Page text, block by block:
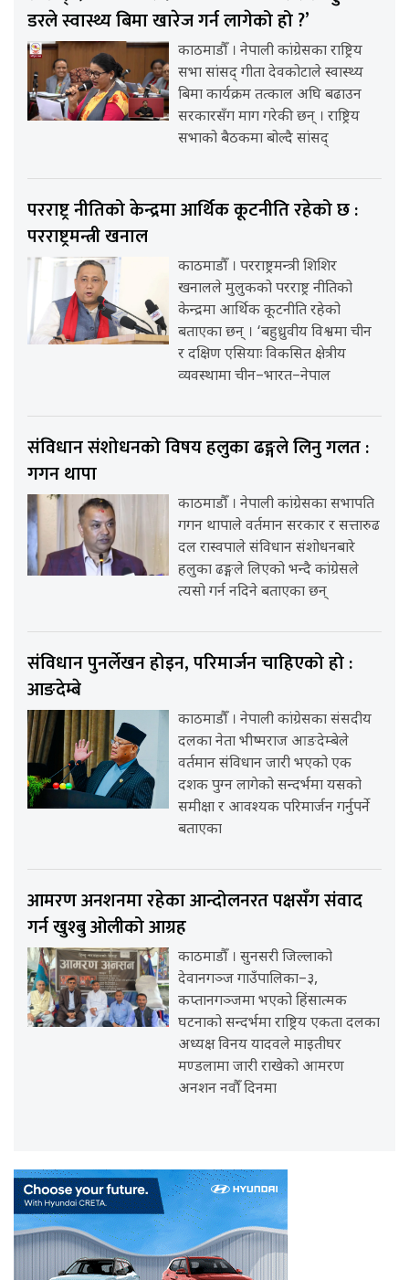
डरले स्वास्थ्य बिमा खारेज गर्न लागेको हो ?’
काठमाडौँ । नेपाली कांग्रेसका राष्ट्रिय
सभा सांसद् गीता देवकोटाले स्वास्थ्य
बिमा कार्यक्रम तत्काल अघि बढाउन
सरकारसँग माग गरेकी छन् । राष्ट्रिय
सभाको बैठकमा बोल्दै सांसद्
परराष्ट्र नीतिको केन्द्रमा आर्थिक कूटनीति रहेको छ :
परराष्ट्रमन्त्री खनाल
काठमाडौँ । परराष्ट्रमन्त्री शिशिर
खनालले मुलुकको परराष्ट्र नीतिको
केन्द्रमा आर्थिक कूटनीति रहेको
बताएका छन् । ‘बहुध्रुवीय विश्वमा चीन
र दक्षिण एसियाः विकसित क्षेत्रीय
व्यवस्थामा चीन–भारत–नेपाल
संविधान संशोधनको विषय हलुका ढङ्गले लिनु गलत :
गगन थापा
काठमाडौँ । नेपाली कांग्रेसका सभापति
गगन थापाले वर्तमान सरकार र सत्तारुढ
दल रास्वपाले संविधान संशोधनबारे
हलुका ढङ्गले लिएको भन्दै कांग्रेसले
त्यसो गर्न नदिने बताएका छन्
संविधान पुनर्लेखन होइन, परिमार्जन चाहिएको हो :
आङदेम्बे
काठमाडौँ । नेपाली कांग्रेसका संसदीय
दलका नेता भीष्मराज आङदेम्बेले
वर्तमान संविधान जारी भएको एक
दशक पुग्न लागेको सन्दर्भमा यसको
समीक्षा र आवश्यक परिमार्जन गर्नुपर्ने
बताएका
आमरण अनशनमा रहेका आन्दोलनरत पक्षसँग संवाद
गर्न खुश्बु ओलीको आग्रह
काठमाडौँ । सुनसरी जिल्लाको
देवानगञ्ज गाउँपालिका–३,
कप्तानगञ्जमा भएको हिंसात्मक
घटनाको सन्दर्भमा राष्ट्रिय एकता दलका
अध्यक्ष विनय यादवले माइतीघर
मण्डलामा जारी राखेको आमरण
अनशन नवौँ दिनमा